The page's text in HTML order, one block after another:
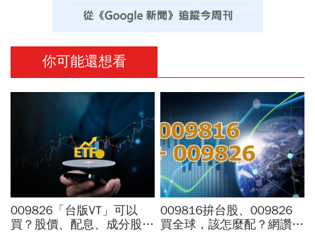
你可能還想看
009826「台版VT」可以
買？股價、配息、成分股…
009816拚台股、009826
買全球，該怎麼配？網讚